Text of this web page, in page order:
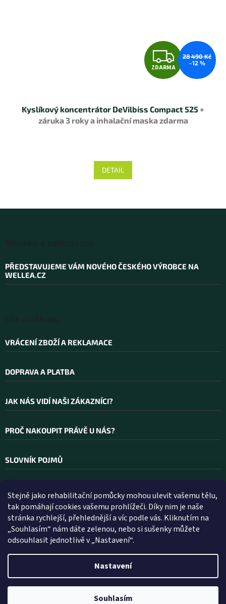
Stejně jako rehabilitační pomůcky mohou ulevit vašemu tělu,
tak pomáhají cookies vašemu prohlížeči. Díky nim je naše
stránka rychlejší, přehlednější a víc podle vás. Kliknutím na
„Souhlasím“ nám dáte zelenou, nebo si sušenky můžete
odsouhlasit jednotlivě v „Nastavení“.
Nastavení
Souhlasím
Z
D
R
ZDARMA
28 490 Kč
–12 %
Kyslíkový koncentrátor DeVilbiss Compact 525+
záruka 3 roky a inhalační maska zdarma
DETAIL
PŘEDSTAVUJEME VÁM NOVÉHO ČESKÉHO VÝROBCE NA
WELLEA.CZ
VRÁCENÍ ZBOŽÍ A REKLAMACE
DOPRAVA A PLATBA
JAK NÁS VIDÍ NAŠI ZÁKAZNÍCI?
PROČ NAKOUPIT PRÁVĚ U NÁS?
SLOVNÍK POJMŮ
Kontakt
INFO@WELLEA.CZ
800 200 900
602 112 602
Vytvořil Shoptet